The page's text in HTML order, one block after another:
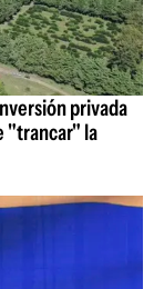
privada
"trancar" la